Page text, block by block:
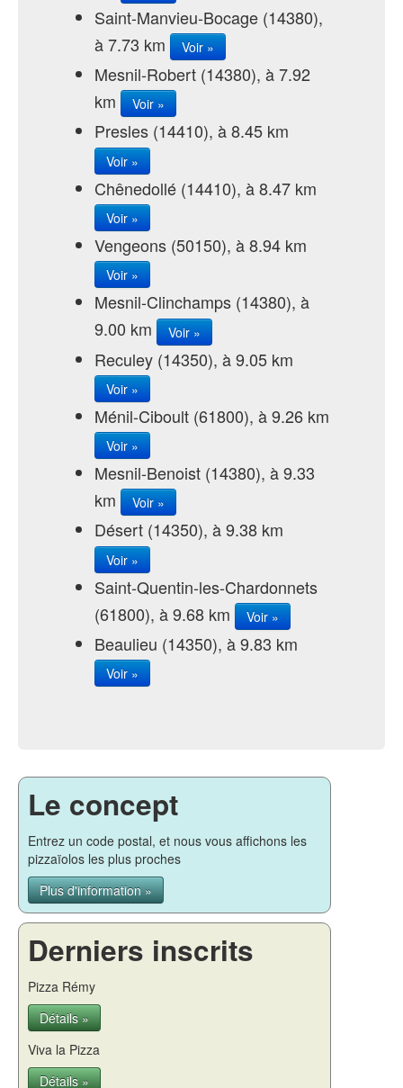
Saint-Manvieu-Bocage (14380),
à 7.73 km
Voir »
Mesnil-Robert (14380), à 7.92
km
Voir »
Presles (14410), à 8.45 km
Voir »
Chênedollé (14410), à 8.47 km
Voir »
Vengeons (50150), à 8.94 km
Voir »
Mesnil-Clinchamps (14380), à
9.00 km
Voir »
Reculey (14350), à 9.05 km
Voir »
Ménil-Ciboult (61800), à 9.26 km
Voir »
Mesnil-Benoist (14380), à 9.33
km
Voir »
Désert (14350), à 9.38 km
Voir »
Saint-Quentin-les-Chardonnets
(61800), à 9.68 km
Voir »
Beaulieu (14350), à 9.83 km
Voir »
Le concept
Entrez un code postal, et nous vous affichons les
pizzaïolos les plus proches
Plus d'information »
Derniers inscrits
Pizza Rémy
Détails »
Viva la Pizza
Détails »